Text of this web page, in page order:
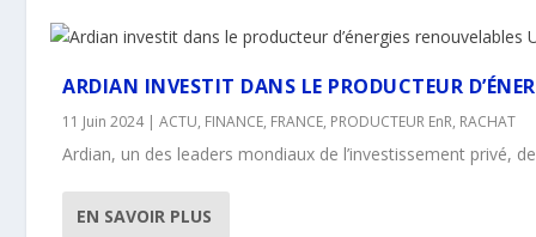
ARDIAN INVESTIT DANS LE PRODUCTEUR
11 Juin 2024|ACTU, FINANCE, FRANCE, PRODUCTEUR EnR, RACHAT
Ardian, un des leaders mondiaux de l’investissement privé,
EN SAVOIR PLUS